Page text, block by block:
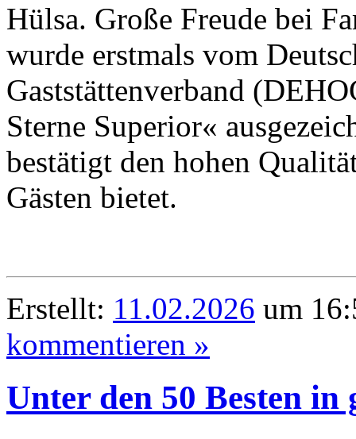
Hülsa. Große Freude bei
wurde erstmals vom
Gaststättenverband
Sterne Superior«
bestätigt den hohen
Gästen bietet.
Erstellt: 11.02.2026 um
kommentieren »
Unter den 50 Besten in